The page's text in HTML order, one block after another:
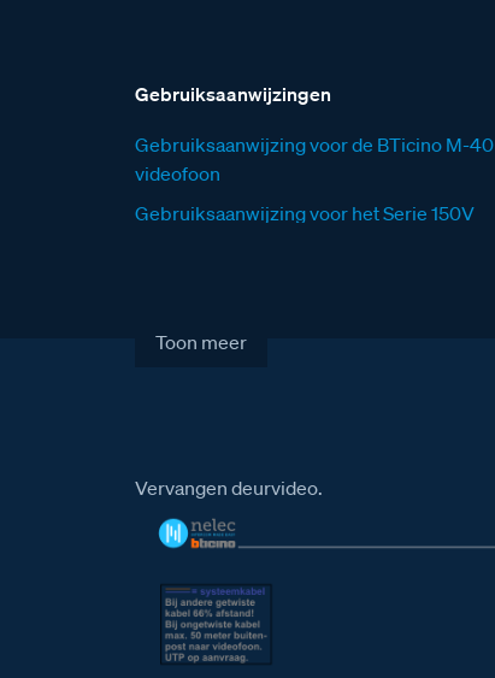
Gebruiksaanwijzingen
Gebruiksaanwijzing voor de BTicino M-40
videofoon
Gebruiksaanwijzing voor het Serie 150V
Toon meer
Vervangen deurvideo.